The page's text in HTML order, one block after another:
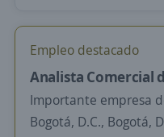
Empleo destacado
Analista Comercial
Importante empresa
Bogotá, D.C., Bogotá,